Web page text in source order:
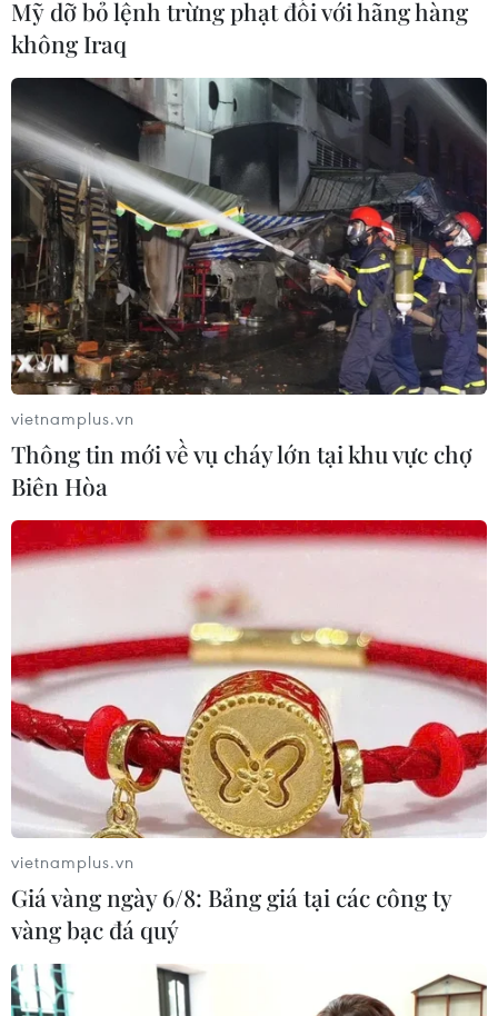
Mỹ dỡ bỏ lệnh trừng phạt đối với hãng hàng
không Iraq
vietnamplus.vn
Thông tin mới về vụ cháy lớn tại khu vực chợ
Biên Hòa
vietnamplus.vn
Giá vàng ngày 6/8: Bảng giá tại các công ty
vàng bạc đá quý